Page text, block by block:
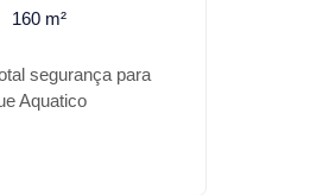
160 m²
segurança para
Aquatico
quartos, terraço e